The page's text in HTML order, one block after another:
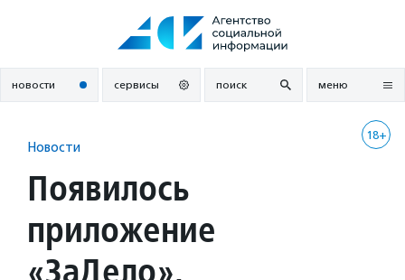
новости сервисы поиск меню
18+
Новости
Появилось
приложение
«ЗаДело»,